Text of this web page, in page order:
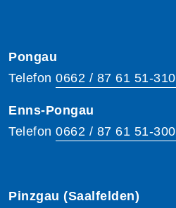
Pongau
Telefon 0662 / 87 61 51-310
Enns-Pongau
Telefon 0662 / 87 61 51-300
Pinzgau (Saalfelden)